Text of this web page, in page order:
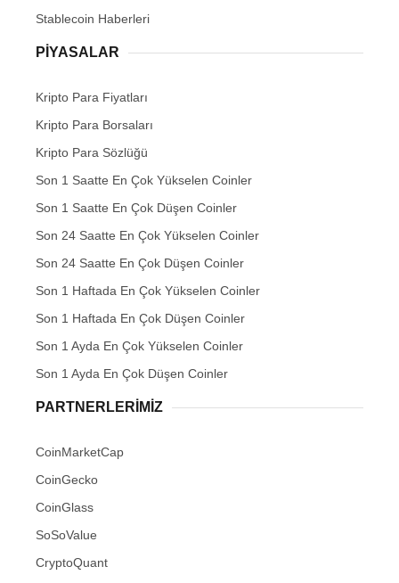
Stablecoin Haberleri
PIYASALAR
Kripto Para Fiyatları
Kripto Para Borsaları
Kripto Para Sözlüğü
Son 1 Saatte En Çok Yükselen Coinler
Son 1 Saatte En Çok Düşen Coinler
Son 24 Saatte En Çok Yükselen Coinler
Son 24 Saatte En Çok Düşen Coinler
Son 1 Haftada En Çok Yükselen Coinler
Son 1 Haftada En Çok Düşen Coinler
Son 1 Ayda En Çok Yükselen Coinler
Son 1 Ayda En Çok Düşen Coinler
PARTNERLERIMIZ
CoinMarketCap
CoinGecko
CoinGlass
SoSoValue
CryptoQuant